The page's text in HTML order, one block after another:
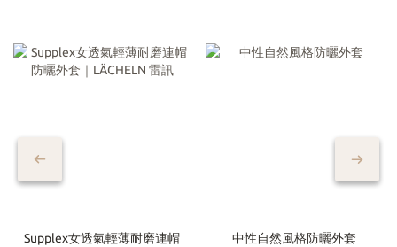
Supplex女透氣輕薄耐磨連帽
中性自然風格防曬外套